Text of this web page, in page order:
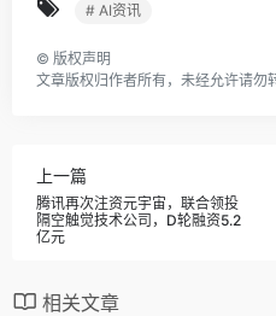
# AI资讯
© 版权声明
文章版权归作者所有，未经允许请勿
上一篇
腾讯再次注资元宇宙，联合领投
隔空触觉技术公司，D轮融资5.2
亿元
相关文章